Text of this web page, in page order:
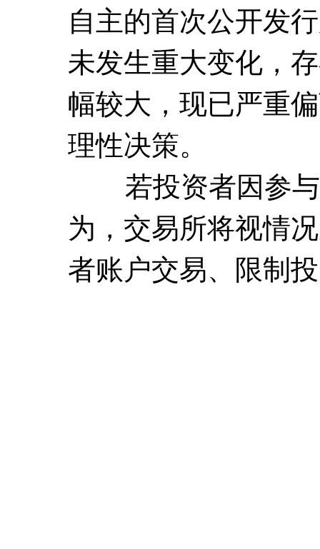
自主的首次公开发
未发生重大变化，
幅较大，现已严重
理性决策。
若投资者因参与
为，交易所将视情
者账户交易、限制